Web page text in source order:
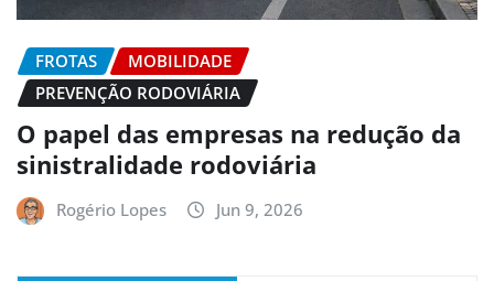
FROTAS
MOBILIDADE
PREVENÇÃO RODOVIÁRIA
O papel das empresas na redução da
sinistralidade rodoviária
Rogério Lopes Jun 9, 2026